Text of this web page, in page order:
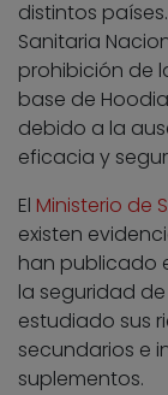
distintos
Sanitaria
prohibición de
base de
debido a la
eficacia y
El Ministerio de
existen
han publicado
la seguridad
estudiado sus
secundarios e
suplementos.